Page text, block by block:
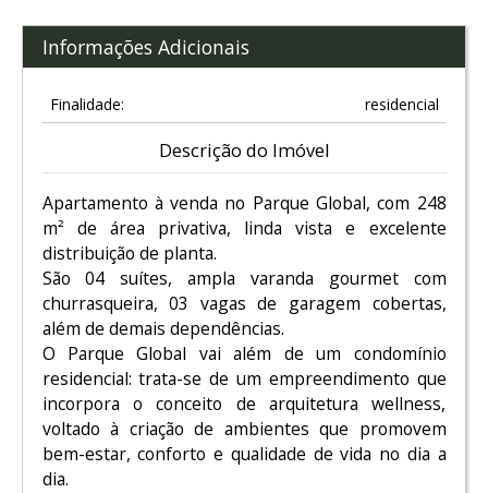
Informações Adicionais
Finalidade: residencial
Descrição do Imóvel
Apartamento à venda no Parque Global, com 248
m² de área privativa, linda vista e excelente
distribuição de planta.
São 04 suítes, ampla varanda gourmet com
churrasqueira, 03 vagas de garagem cobertas,
além de demais dependências.
O Parque Global vai além de um condomínio
residencial: trata-se de um empreendimento que
incorpora o conceito de arquitetura wellness,
voltado à criação de ambientes que promovem
bem-estar, conforto e qualidade de vida no dia a
dia.